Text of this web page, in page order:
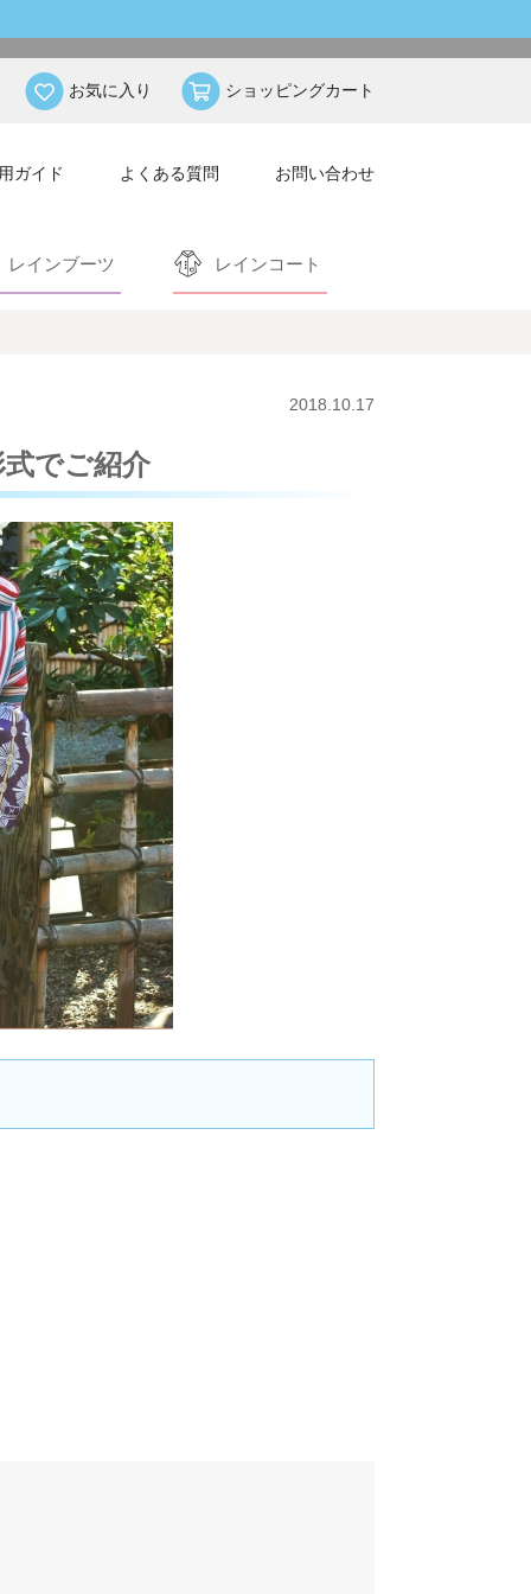
お気に入り ショッピングカート
ガイド よくある質問 お問い合わせ
レインブーツ レインコート
2018.10.17
でご紹介